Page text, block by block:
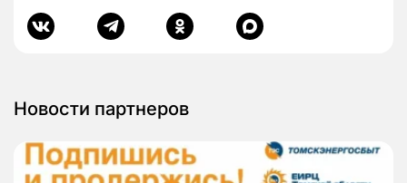
Новости партнеров